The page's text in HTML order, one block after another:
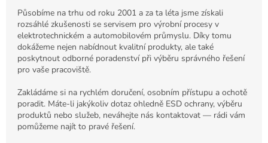
Působíme na trhu od roku 2001 a za ta léta jsme získali
rozsáhlé zkušenosti se servisem pro výrobní procesy v
elektrotechnickém a automobilovém průmyslu. Díky tomu
dokážeme nejen nabídnout kvalitní produkty, ale také
poskytnout odborné poradenství při výběru správného řešení
pro vaše pracoviště.
Zakládáme si na rychlém doručení, osobním přístupu a ochotě
poradit. Máte-li jakýkoliv dotaz ohledně ESD ochrany, výběru
produktů nebo služeb, neváhejte nás kontaktovat — rádi vám
pomůžeme najít to pravé řešení.